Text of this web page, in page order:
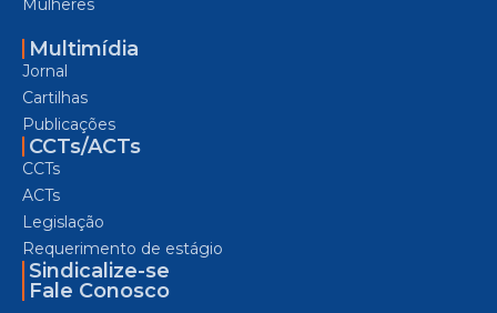
Mulheres
Multimídia
Jornal
Cartilhas
Publicações
CCTs/ACTs
CCTs
ACTs
Legislação
Requerimento de estágio
Sindicalize-se
Fale Conosco